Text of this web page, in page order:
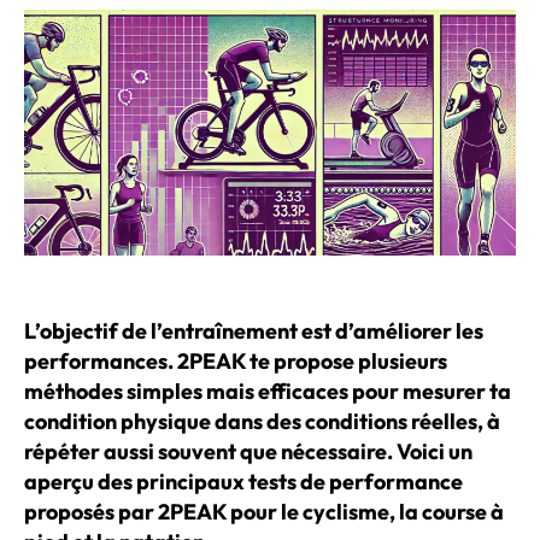
L’objectif de l’entraînement est d’améliorer les
performances. 2PEAK te propose plusieurs
méthodes simples mais efficaces pour mesurer ta
condition physique dans des conditions réelles, à
répéter aussi souvent que nécessaire. Voici un
aperçu des principaux tests de performance
proposés par 2PEAK pour le cyclisme, la course à